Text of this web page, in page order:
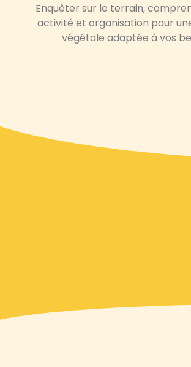
Enquêter sur le terrain,
activité et organisation pour
végétale adaptée à vos